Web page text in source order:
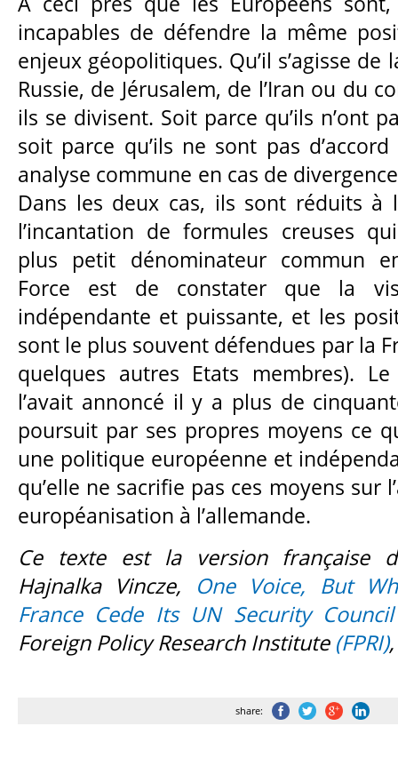
incapables de défendre la même
enjeux géopolitiques. Qu’il s’agisse de
Russie, de Jérusalem, de l’Iran ou du
ils se divisent. Soit parce qu’ils n’ont
soit parce qu’ils ne sont pas
analyse commune en cas de
Dans les deux cas, ils sont réduits à
l’incantation de formules creuses
plus petit dénominateur commun
Force est de constater que la
indépendante et puissante, et les
sont le plus souvent défendues par la
quelques autres Etats membres).
l’avait annoncé il y a plus de
poursuit par ses propres moyens ce
une politique européenne et
qu’elle ne sacrifie pas ces moyens sur
européanisation à l’allemande.
Ce texte est la version française
Hajnalka Vincze, One Voice, But
France Cede Its UN Security
Foreign Policy Research Institute (FPRI)
share: